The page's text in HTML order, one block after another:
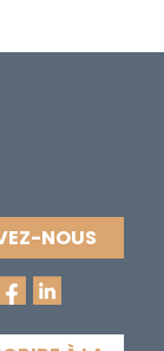
NOUS